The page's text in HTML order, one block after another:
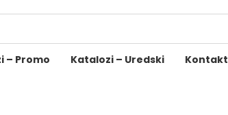
– Promo Katalozi – Uredski Kontakt